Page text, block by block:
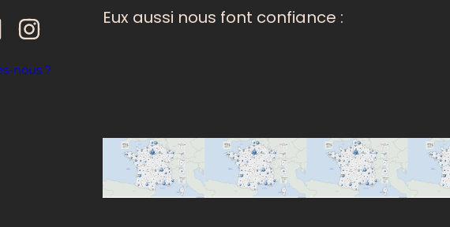
nous ?
Eux aussi nous font confiance :